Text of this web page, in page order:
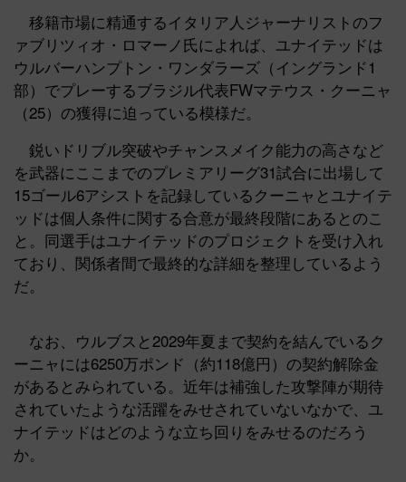
移籍市場に精通するイタリア人ジャーナリストのフ
ァブリツィオ・ロマーノ氏によれば、ユナイテッドは
ウルバーハンプトン・ワンダラーズ（イングランド1
部）でプレーするブラジル代表FWマテウス・クーニャ
（25）の獲得に迫っている模様だ。
鋭いドリブル突破やチャンスメイク能力の高さなど
を武器にここまでのプレミアリーグ31試合に出場して
15ゴール6アシストを記録しているクーニャとユナイテ
ッドは個人条件に関する合意が最終段階にあるとのこ
と。同選手はユナイテッドのプロジェクトを受け入れ
ており、関係者間で最終的な詳細を整理しているよう
だ。
なお、ウルブスと2029年夏まで契約を結んでいるク
ーニャには6250万ポンド（約118億円）の契約解除金
があるとみられている。近年は補強した攻撃陣が期待
されていたような活躍をみせされていないなかで、ユ
ナイテッドはどのような立ち回りをみせるのだろう
か。